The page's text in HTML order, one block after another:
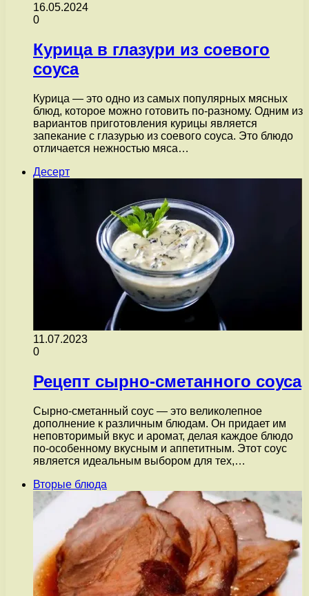
16.05.2024
0
Курица в глазури из соевого
соуса
Курица — это одно из самых популярных мясных
блюд, которое можно готовить по-разному. Одним из
вариантов приготовления курицы является
запекание с глазурью из соевого соуса. Это блюдо
отличается нежностью мяса…
Десерт
11.07.2023
0
Рецепт сырно-сметанного соуса
Сырно-сметанный соус — это великолепное
дополнение к различным блюдам. Он придает им
неповторимый вкус и аромат, делая каждое блюдо
по-особенному вкусным и аппетитным. Этот соус
является идеальным выбором для тех,…
Вторые блюда